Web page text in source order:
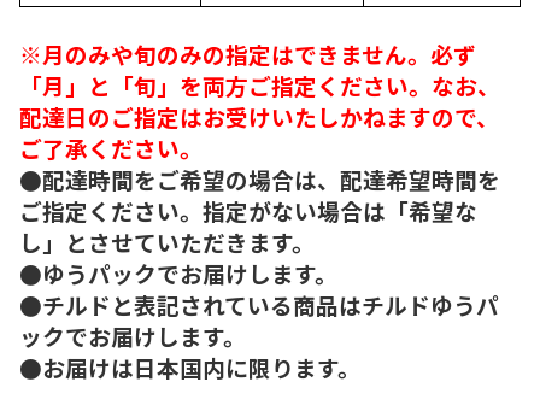
※月のみや旬のみの指定はできません。必ず
「月」と「旬」を両方ご指定ください。なお、
配達日のご指定はお受けいたしかねますので、
ご了承ください。
●配達時間をご希望の場合は、配達希望時間を
ご指定ください。指定がない場合は「希望な
し」とさせていただきます。
●ゆうパックでお届けします。
●チルドと表記されている商品はチルドゆうパ
ックでお届けします。
●お届けは日本国内に限ります。